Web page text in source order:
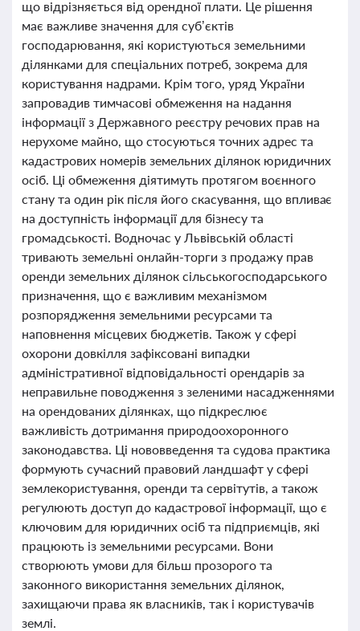
що відрізняється від орендної плати. Це рішення
має важливе значення для суб’єктів
господарювання, які користуються земельними
ділянками для спеціальних потреб, зокрема для
користування надрами. Крім того, уряд України
запровадив тимчасові обмеження на надання
інформації з Державного реєстру речових прав на
нерухоме майно, що стосуються точних адрес та
кадастрових номерів земельних ділянок юридичних
осіб. Ці обмеження діятимуть протягом воєнного
стану та один рік після його скасування, що впливає
на доступність інформації для бізнесу та
громадськості. Водночас у Львівській області
тривають земельні онлайн-торги з продажу прав
оренди земельних ділянок сільськогосподарського
призначення, що є важливим механізмом
розпорядження земельними ресурсами та
наповнення місцевих бюджетів. Також у сфері
охорони довкілля зафіксовані випадки
адміністративної відповідальності орендарів за
неправильне поводження з зеленими насадженнями
на орендованих ділянках, що підкреслює
важливість дотримання природоохоронного
законодавства. Ці нововведення та судова практика
формують сучасний правовий ландшафт у сфері
землекористування, оренди та сервітутів, а також
регулюють доступ до кадастрової інформації, що є
ключовим для юридичних осіб та підприємців, які
працюють із земельними ресурсами. Вони
створюють умови для більш прозорого та
законного використання земельних ділянок,
захищаючи права як власників, так і користувачів
землі.